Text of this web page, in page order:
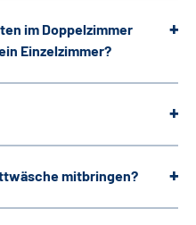
im Doppelzimmer
Einzelzimmer?
mitbringen?